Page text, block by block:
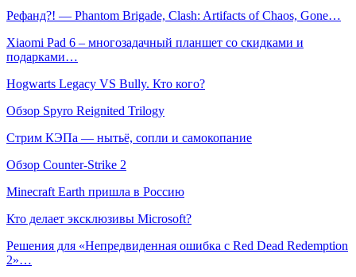
Рефанд?! — Phantom Brigade, Clash: Artifacts of Chaos, Gone…
Xiaomi Pad 6 – многозадачный планшет со скидками и
подарками…
Hogwarts Legacy VS Bully. Кто кого?
Обзор Spyro Reignited Trilogy
Стрим КЭПа — нытьё, сопли и самокопание
Обзор Counter-Strike 2
Minecraft Earth пришла в Россию
Кто делает эксклюзивы Microsoft?
Решения для «Непредвиденная ошибка с Red Dead Redemption
2»…